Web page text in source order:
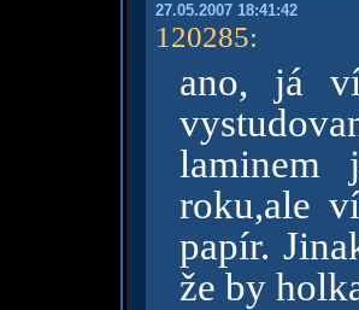
27.05.2007 18:41:42
120285:
ano, já
laminem
roku,ale
papír.
že by